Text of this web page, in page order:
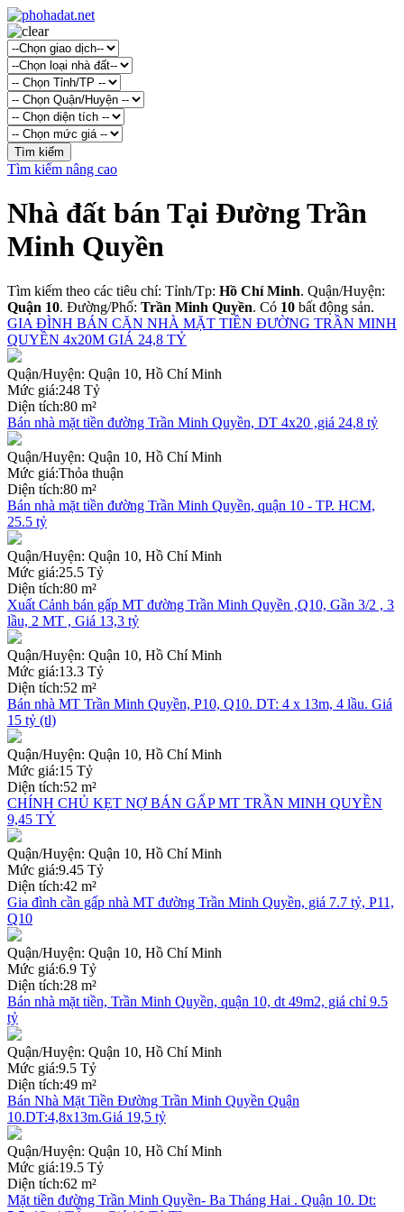
Tìm kiếm nâng cao
Nhà đất bán Tại Đường Trần
Minh Quyền
Tìm kiếm theo các tiêu chí: Tỉnh/Tp: Hồ Chí Minh. Quận/Huyện:
Quận 10. Đường/Phố: Trần Minh Quyền. Có 10 bất động sản.
GIA ĐÌNH BÁN CĂN NHÀ MẶT TIỀN ĐƯỜNG TRẦN MINH
QUYỀN 4x20M GIÁ 24,8 TỶ
Quận/Huyện: Quận 10, Hồ Chí Minh
Mức giá:248 Tỷ
Diện tích:80 m²
Bán nhà mặt tiền đường Trần Minh Quyền, DT 4x20 ,giá 24,8 tỷ
Quận/Huyện: Quận 10, Hồ Chí Minh
Mức giá:Thỏa thuận
Diện tích:80 m²
Bán nhà mặt tiền đường Trần Minh Quyền, quận 10 - TP. HCM,
25.5 tỷ
Quận/Huyện: Quận 10, Hồ Chí Minh
Mức giá:25.5 Tỷ
Diện tích:80 m²
Xuất Cảnh bán gấp MT đường Trần Minh Quyền ,Q10, Gần 3/2 , 3
lầu, 2 MT , Giá 13,3 tỷ
Quận/Huyện: Quận 10, Hồ Chí Minh
Mức giá:13.3 Tỷ
Diện tích:52 m²
Bán nhà MT Trần Minh Quyền, P10, Q10. DT: 4 x 13m, 4 lầu. Giá
15 tỷ (tl)
Quận/Huyện: Quận 10, Hồ Chí Minh
Mức giá:15 Tỷ
Diện tích:52 m²
CHÍNH CHỦ KẸT NỢ BÁN GẤP MT TRẦN MINH QUYỀN
9,45 TỶ
Quận/Huyện: Quận 10, Hồ Chí Minh
Mức giá:9.45 Tỷ
Diện tích:42 m²
Gia đình cần gấp nhà MT đường Trần Minh Quyền, giá 7.7 tỷ, P11,
Q10
Quận/Huyện: Quận 10, Hồ Chí Minh
Mức giá:6.9 Tỷ
Diện tích:28 m²
Bán nhà mặt tiền, Trần Minh Quyền, quận 10, dt 49m2, giá chỉ 9.5
tỷ
Quận/Huyện: Quận 10, Hồ Chí Minh
Mức giá:9.5 Tỷ
Diện tích:49 m²
Bán Nhà Mặt Tiền Đường Trần Minh Quyền Quận
10.DT:4,8x13m.Giá 19,5 tỷ
Quận/Huyện: Quận 10, Hồ Chí Minh
Mức giá:19.5 Tỷ
Diện tích:62 m²
Mặt tiền đường Trần Minh Quyền- Ba Tháng Hai . Quận 10. Dt: